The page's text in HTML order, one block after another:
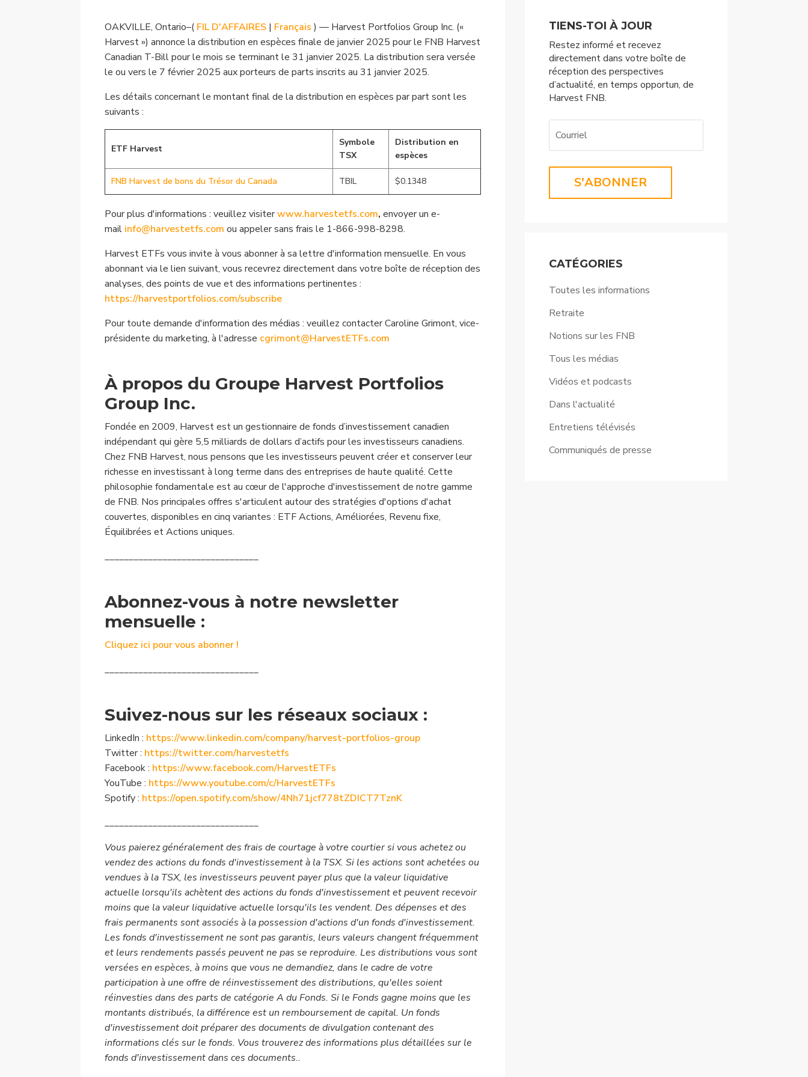
Spécialisé
Afficher tous les FNB
OAKVILLE, Ontario–( FIL D'AFFAIRES | Français ) — Harvest Portfolios Group Inc. («
Harvest ») annonce la distribution en espèces finale de janvier 2025 pour le FNB Harvest
Canadian T-Bill pour le mois se terminant le 31 janvier 2025. La distribution sera versée
le ou vers le 7 février 2025 aux porteurs de parts inscrits au 31 janvier 2025.
Les détails concernant le montant final de la distribution en espèces par part sont les
suivants :
ETF Harvest
Symbole
TSX
Distribution en
espèces
FNB Harvest de bons du Trésor du Canada TBIL $0.1348
Pour plus d'informations : veuillez visiterwww.harvestetfs.com, envoyer un e-
mail info@harvestetfs.com ou appeler sans frais le 1-866-998-8298.
Harvest ETFs vous invite à vous abonner à sa lettre d'information mensuelle. En vous
abonnant via le lien suivant, vous recevrez directement dans votre boîte de réception des
analyses, des points de vue et des informations pertinentes :
https://harvestportfolios.com/subscribe
Pour toute demande d'information des médias : veuillez contacter Caroline Grimont, vice-
présidente du marketing, à l'adresse cgrimont@HarvestETFs.com
À propos du Groupe Harvest Portfolios
Group Inc.
Fondée en 2009, Harvest est un gestionnaire de fonds d’investissement canadien
indépendant qui gère 5,5 milliards de dollars d’actifs pour les investisseurs canadiens.
Chez FNB Harvest, nous pensons que les investisseurs peuvent créer et conserver leur
richesse en investissant à long terme dans des entreprises de haute qualité. Cette
philosophie fondamentale est au cœur de l'approche d'investissement de notre gamme
de FNB. Nos principales offres s'articulent autour des stratégies d'options d'achat
couvertes, disponibles en cinq variantes : ETF Actions, Améliorées, Revenu fixe,
Équilibrées et Actions uniques.
________________________________
Abonnez-vous à notre newsletter
mensuelle :
Cliquez ici pour vous abonner !
________________________________
Suivez-nous sur les réseaux sociaux :
LinkedIn : https://www.linkedin.com/company/harvest-portfolios-group
Twitter : https://twitter.com/harvestetfs
Facebook : https://www.facebook.com/HarvestETFs
YouTube : https://www.youtube.com/c/HarvestETFs
Spotify : https://open.spotify.com/show/4Nh71jcf778tZDICT7TznK
________________________________
Vous paierez généralement des frais de courtage à votre courtier si vous achetez ou
vendez des actions du fonds d'investissement à la TSX. Si les actions sont achetées ou
vendues à la TSX, les investisseurs peuvent payer plus que la valeur liquidative
actuelle lorsqu'ils achètent des actions du fonds d'investissement et peuvent recevoir
moins que la valeur liquidative actuelle lorsqu'ils les vendent. Des dépenses et des
frais permanents sont associés à la possession d'actions d'un fonds d'investissement.
Les fonds d'investissement ne sont pas garantis, leurs valeurs changent fréquemment
et leurs rendements passés peuvent ne pas se reproduire. Les distributions vous sont
versées en espèces, à moins que vous ne demandiez, dans le cadre de votre
participation à une offre de réinvestissement des distributions, qu'elles soient
réinvesties dans des parts de catégorie A du Fonds. Si le Fonds gagne moins que les
montants distribués, la différence est un remboursement de capital. Un fonds
d'investissement doit préparer des documents de divulgation contenant des
informations clés sur le fonds. Vous trouverez des informations plus détaillées sur le
fonds d'investissement dans ces documents..
TIENS-TOI À JOUR
Restez informé et recevez
directement dans votre boîte de
réception des perspectives
d’actualité, en temps opportun, de
Harvest FNB.
S'ABONNER
CATÉGORIES
Toutes les informations
Retraite
Notions sur les FNB
Tous les médias
Vidéos et podcasts
Dans l'actualité
Entretiens télévisés
Communiqués de presse